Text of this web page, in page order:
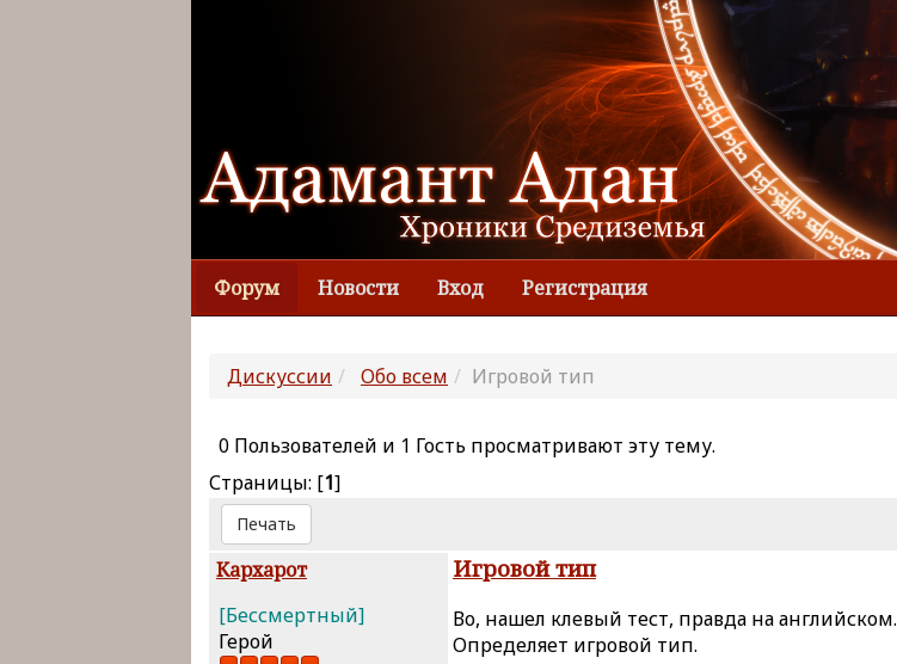
Форум Новости Вход Регистрация
Дискуссии Обо всем Игровой тип
0 Пользователей и 1 Гость просматривают эту тему.
Страницы: [1]
Печать
Кархарот
[Бессмертный]
Герой
Игровой тип
Во, нашел клевый тест, правда на английском.
Определяет игровой тип.